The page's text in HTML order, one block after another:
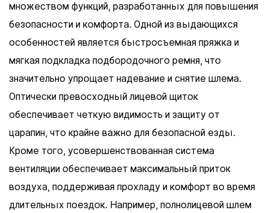
множеством функций, разработанных для повышения
безопасности и комфорта. Одной из выдающихся
особенностей является быстросъемная пряжка и
мягкая подкладка подбородочного ремня, что
значительно упрощает надевание и снятие шлема.
Оптически превосходный лицевой щиток
обеспечивает четкую видимость и защиту от
царапин, что крайне важно для безопасной езды.
Кроме того, усовершенствованная система
вентиляции обеспечивает максимальный приток
воздуха, поддерживая прохладу и комфорт во время
длительных поездок. Например, полнолицевой шлем